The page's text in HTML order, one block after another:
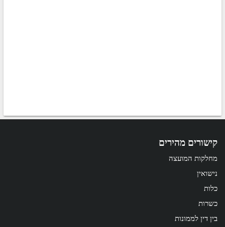
קישורים מהירים
מחלקות המועצה
נישואין
כלות
כשרות
בין דין לממונות